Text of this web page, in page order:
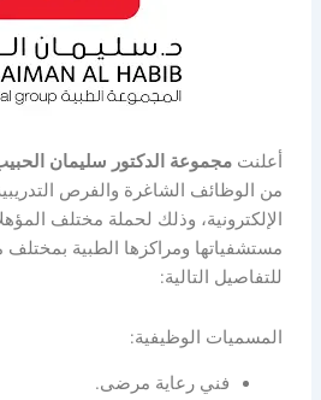
أعلنتمجموعة الدكتور سليمان
من الوظائف الشاغرة والفرص
الإلكترونية، وذلك لحملة مختلف
مستشفياتها ومراكزها الطبية بمختلف
للتفاصيل التالية:
المسميات الوظيفية:
فني رعاية مرضى.